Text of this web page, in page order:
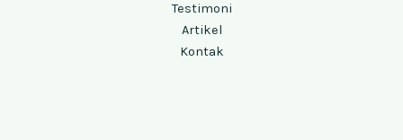
Testimoni
Artikel
Kontak